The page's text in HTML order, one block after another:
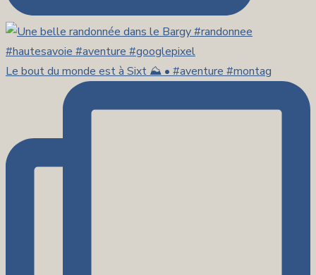
Le bout du monde est à Sixt ⛰️ • #aventure #montag